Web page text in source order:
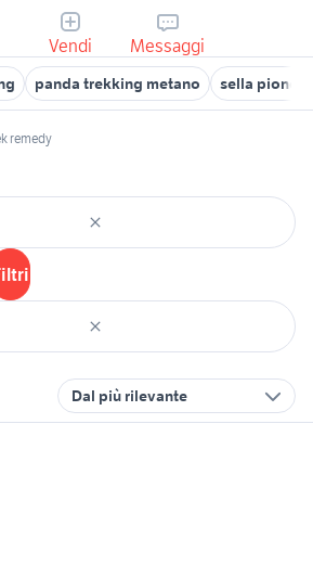
Vendi Messaggi
panda trekking metano sella
remedy
Dal più rilevante